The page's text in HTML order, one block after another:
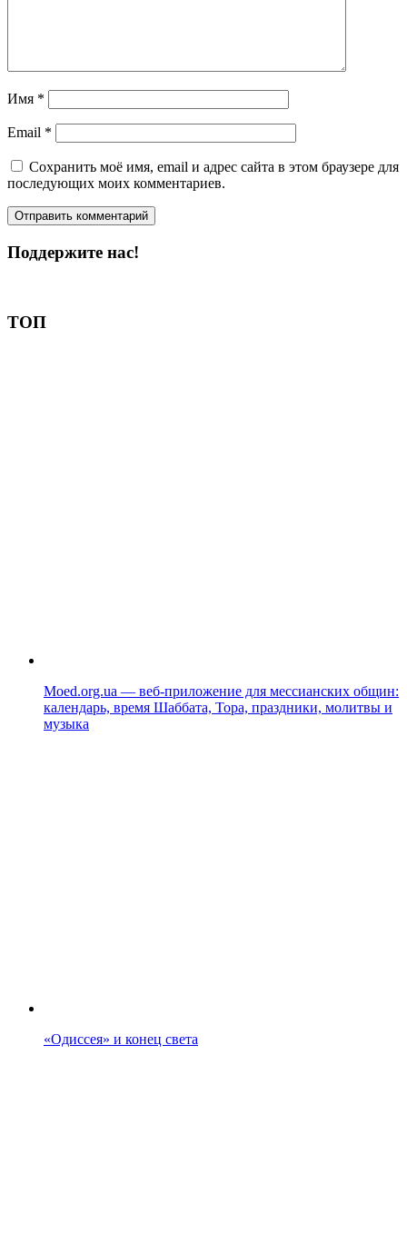
Имя *
Email *
Сохранить моё имя, email и адрес сайта в этом браузере для
последующих моих комментариев.
Поддержите нас!
ТОП
Moed.org.ua — веб-приложение для мессианских общин:
календарь, время Шаббата, Тора, праздники, молитвы и
музыка
«Одиссея» и конец света